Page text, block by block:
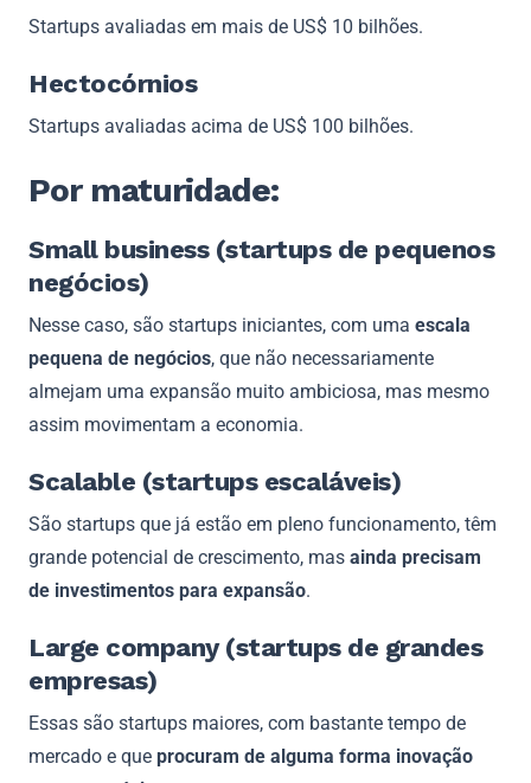
Startups avaliadas em mais de US$ 10 bilhões.
Hectocórnios
Startups avaliadas acima de US$ 100 bilhões.
Por maturidade:
Small business (startups de pequenos
negócios)
Nesse caso, são startups iniciantes, com uma escala
pequena de negócios, que não necessariamente
almejam uma expansão muito ambiciosa, mas mesmo
assim movimentam a economia.
Scalable (startups escaláveis)
São startups que já estão em pleno funcionamento, têm
grande potencial de crescimento, mas ainda precisam
de investimentos para expansão.
Large company (startups de grandes
empresas)
Essas são startups maiores, com bastante tempo de
mercado e que procuram de alguma forma inovação